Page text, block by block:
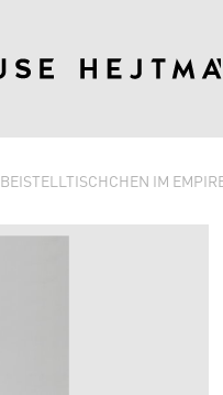
BEISTELLTISCHCHEN IM